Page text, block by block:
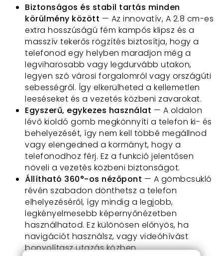
Biztonságos és stabil tartás minden
körülmény között — Az innovatív, A 2.8 cm-es
extra hosszúságú fém kampós klipsz és a
masszív tekerős rögzítés biztosítja, hogy a
telefonod egy helyben maradjon még a
legviharosabb vagy legdurvább utakon,
legyen szó városi forgalomról vagy országúti
sebességről. Így elkerülheted a kellemetlen
leeséseket és a vezetés közbeni zavarokat.
Egyszerű, egykezes használat — A oldalon
lévő kioldó gomb megkönnyíti a telefon ki- és
behelyezését, így nem kell többé megállnod
vagy elengedned a kormányt, hogy a
telefonodhoz férj. Ez a funkció jelentősen
növeli a vezetés közbeni biztonságot.
Állítható 360°-os nézőpont — A gömbcsukló
révén szabadon dönthetsz a telefon
elhelyezéséről, így mindig a legjobb,
legkényelmesebb képernyőnézetben
használhatod. Ez különösen előnyös, ha
navigációt használsz, vagy videóhívást
bonyolítasz utazás közben.